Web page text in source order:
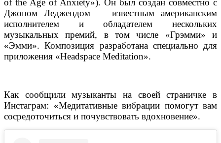
of the Age of Anxiety»). Он был создан совместно с
Джоном Леджендом — известным американским
исполнителем и обладателем нескольких
музыкальных премий, в том числе «Грэмми» и
«Эмми». Композиция разработана специально для
приложения «Headspace Meditation».
Как сообщили музыканты на своей страничке в
Инстаграм: «Медитативные вибрации помогут вам
сосредоточиться и почувствовать вдохновение».